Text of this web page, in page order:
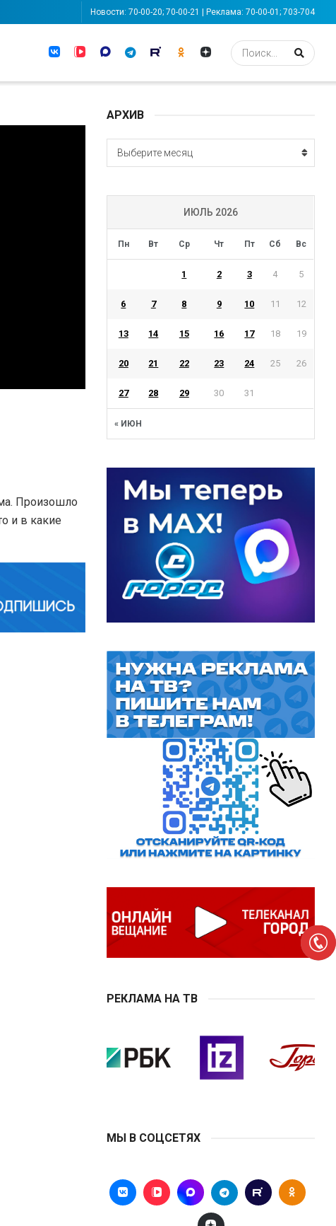
Новости: 70-00-20; 70-00-21 | Реклама: 70-00-01; 703-704
Произошло
и в какие
АРХИВ
АРХИВ
Выберите месяц
ИЮЛЬ 2026
Пн Вт Ср Чт Пт Сб Вс
« ИЮН
1 2 3 4 5
6 7 8 9 10 11 12
13 14 15 16 17 18 19
20 21 22 23 24 25 26
27 28 29 30 31
РЕКЛАМА НА ТВ
МЫ В СОЦСЕТЯХ